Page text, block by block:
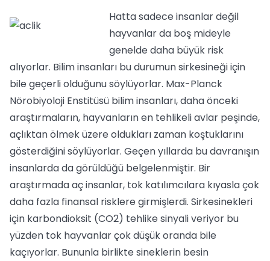
Hatta sadece insanlar değil
hayvanlar da boş mideyle
genelde daha büyük risk
alıyorlar. Bilim insanları bu durumun sirkesineği için
bile geçerli olduğunu söylüyorlar. Max-Planck
Nörobiyoloji Enstitüsü bilim insanları, daha önceki
araştırmaların, hayvanların en tehlikeli avlar peşinde,
açlıktan ölmek üzere oldukları zaman koştuklarını
gösterdiğini söylüyorlar. Geçen yıllarda bu davranışın
insanlarda da görüldüğü belgelenmiştir. Bir
araştırmada aç insanlar, tok katılımcılara kıyasla çok
daha fazla finansal risklere girmişlerdi. Sirkesinekleri
için karbondioksit (CO2) tehlike sinyali veriyor bu
yüzden tok hayvanlar çok düşük oranda bile
kaçıyorlar. Bununla birlikte sineklerin besin